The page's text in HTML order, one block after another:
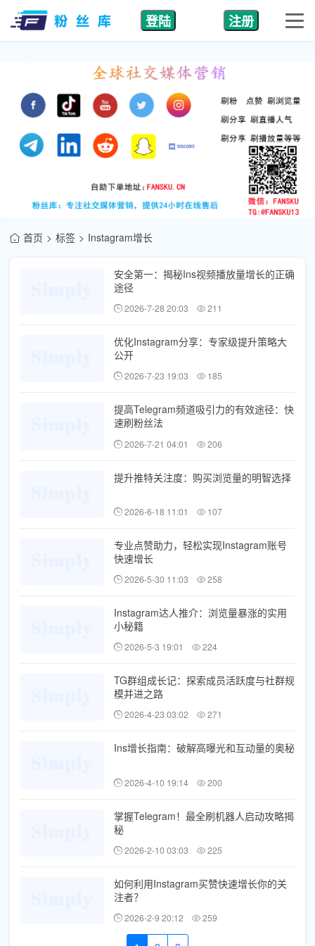
登陆 注册
首页 标签 Instagram增长
安全第一：揭秘Ins视频播放量增长的正确
途径
2026-7-28 20:03 211
优化Instagram分享：专家级提升策略大
公开
2026-7-23 19:03 185
提高Telegram频道吸引力的有效途径：快
速刷粉丝法
2026-7-21 04:01 206
提升推特关注度：购买浏览量的明智选择
2026-6-18 11:01 107
专业点赞助力，轻松实现Instagram账号
快速增长
2026-5-30 11:03 258
Instagram达人推介：浏览量暴涨的实用
小秘籍
2026-5-3 19:01 224
TG群组成长记：探索成员活跃度与社群规
模并进之路
2026-4-23 03:02 271
Ins增长指南：破解高曝光和互动量的奥秘
2026-4-10 19:14 200
掌握Telegram！最全刷机器人启动攻略揭
秘
2026-2-10 03:03 225
如何利用Instagram买赞快速增长你的关
注者？
2026-2-9 20:12 259